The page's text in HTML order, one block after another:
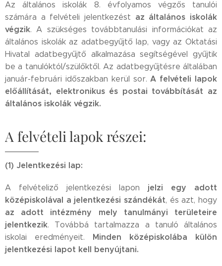
Az általános iskolák 8. évfolyamos végzős tanulói
számára a felvételi jelentkezést az általános iskolák
végzik. A szükséges továbbtanulási információkat az
általános iskolák az adatbegyűjtő lap, vagy az Oktatási
Hivatal adatbegyűjtő alkalmazása segítségével gyűjtik
be a tanulóktól/szülőktől. Az adatbegyűjtésre általában
január-februári időszakban kerül sor.A felvételi lapok
előállítását, elektronikus és postai továbbítását az
általános iskolák végzik.
A felvételi lapok részei:
(1) Jelentkezési lap:
A felvételiző jelentkezési lapon
jelzi egy adott
középiskolával a jelentkezési szándékát, és azt, hogy
az adott intézmény mely tanulmányi területeire
jelentkezik. Továbbá tartalmazza a tanuló általános
iskolai eredményeit. Minden középiskolába külön
jelentkezési lapot kell benyújtani.